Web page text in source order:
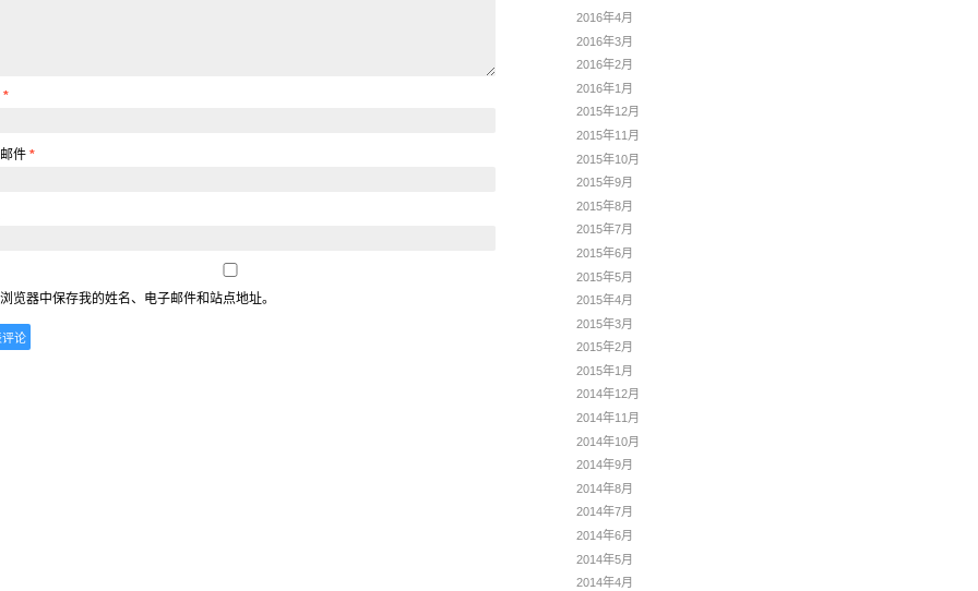
*
件 *
览器中保存我的姓名、电子邮件和站点地址。
2016年4月
2016年3月
2016年2月
2016年1月
2015年12月
2015年11月
2015年10月
2015年9月
2015年8月
2015年7月
2015年6月
2015年5月
2015年4月
2015年3月
2015年2月
2015年1月
2014年12月
2014年11月
2014年10月
2014年9月
2014年8月
2014年7月
2014年6月
2014年5月
2014年4月